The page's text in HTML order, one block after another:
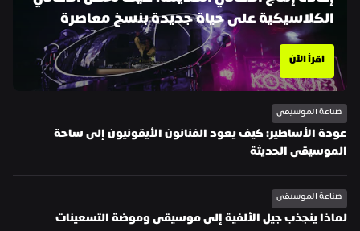
الكلاسيكية على حياة جديدة بنسخ معاصرة
اقرأ الآن
صناعة الموسيقى
الموسيقى الحديثة
صناعة الموسيقى
لماذا ينجذب جيل الألفية إلى موسيقى وموضة التسعينات